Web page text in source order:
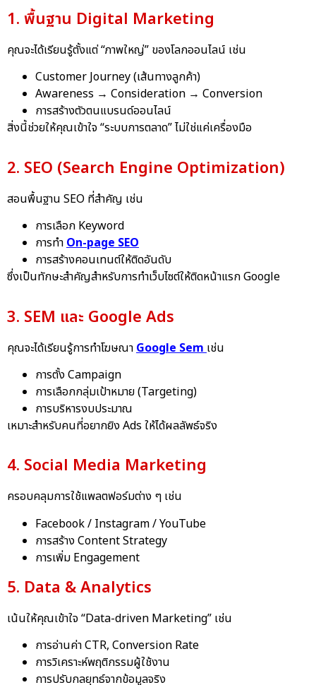
1. พื้นฐาน Digital Marketing
คุณจะได้เรียนรู้ตั้งแต่ “ภาพใหญ่” ของโลกออนไลน์ เช่น
Customer Journey (เส้นทางลูกค้า)
Awareness → Consideration → Conversion
การสร้างตัวตนแบรนด์ออนไลน์
สิ่งนี้ช่วยให้คุณเข้าใจ “ระบบการตลาด” ไม่ใช่แค่เครื่องมือ
2. SEO (Search Engine Optimization)
สอนพื้นฐาน SEO ที่สำคัญ เช่น
การเลือก Keyword
การทำOn-page SEO
การสร้างคอนเทนต์ให้ติดอันดับ
ซึ่งเป็นทักษะสำคัญสำหรับการทำเว็บไซต์ให้ติดหน้าแรก Google
3. SEM และ Google Ads
คุณจะได้เรียนรู้การทำโฆษณา Google Sem เช่น
การตั้ง Campaign
การเลือกกลุ่มเป้าหมาย (Targeting)
การบริหารงบประมาณ
เหมาะสำหรับคนที่อยากยิง Ads ให้ได้ผลลัพธ์จริง
4. Social Media Marketing
ครอบคลุมการใช้แพลตฟอร์มต่าง ๆ เช่น
Facebook / Instagram / YouTube
การสร้าง Content Strategy
การเพิ่ม Engagement
5. Data & Analytics
เน้นให้คุณเข้าใจ “Data-driven Marketing” เช่น
การอ่านค่า CTR, Conversion Rate
การวิเคราะห์พฤติกรรมผู้ใช้งาน
การปรับกลยุทธ์จากข้อมูลจริง